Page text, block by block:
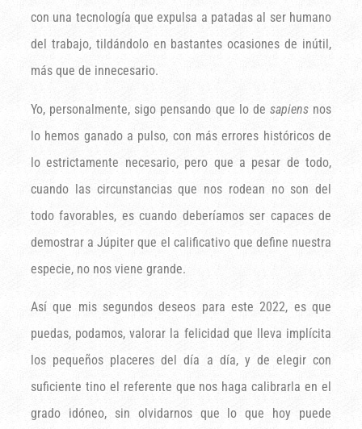
con una tecnología que expulsa a patadas al ser humano
del trabajo, tildándolo en bastantes ocasiones de inútil,
más que de innecesario.
Yo, personalmente, sigo pensando que lo de sapiensnos
lo hemos ganado a pulso, con más errores históricos de
lo estrictamente necesario, pero que a pesar de todo,
cuando las circunstancias que nos rodean no son del
todo favorables, es cuando deberíamos ser capaces de
demostrar a Júpiter que el calificativo que define nuestra
especie, no nos viene grande.
Así que mis segundos deseos para este 2022, es que
puedas, podamos, valorar la felicidad que lleva implícita
los pequeños placeres del día a día, y de elegir con
suficiente tino el referente que nos haga calibrarla en el
grado idóneo, sin olvidarnos que lo que hoy puede